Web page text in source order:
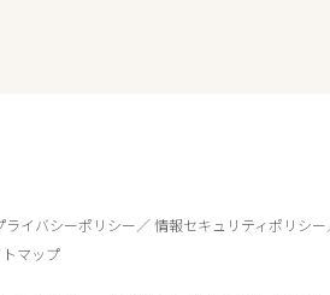
ライバシーポリシー 情報セキュリティポリシー
マップ